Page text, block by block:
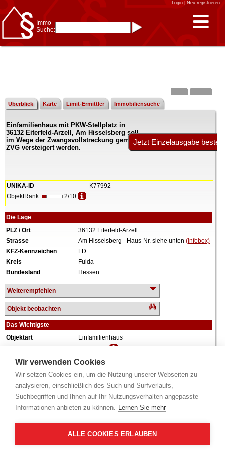
Wir verwenden Cookies
Wir setzen Cookies ein, um die Nutzung unserer Webseiten zu
analysieren, einschließlich des Such und Surfverlaufs,
Suchbegriffen und Ihnen auf Ihr Nutzungsverhalten angepasste
Informationen anbieten zu können. Lernen Sie mehr
ALLE COOKIES ERLAUBEN
Login| Neu registrieren
Immo-
Suche:
z.B.:15 Frankfurtfür
Frankfurt/Oder
und6 Frankfurtfür Frankfurt
Immobiliensuche
nach Kreis
nach Amtsgericht
Überblick Karte Limit-Ermittler Immobiliensuche
Einfamilienhaus mit PKW-Stellplatz in
36132 Eiterfeld-Arzell, Am Hisselsberg soll
im Wege der Zwangsvollstreckung gemäß
ZVG versteigert werden.
UNIKA-ID
K77992
ObjektRank:
2/10
Die Lage
PLZ / Ort
36132 Eiterfeld-Arzell
Strasse
Am Hisselsberg - Haus-Nr. siehe unten (Infobox)
KFZ-Kennzeichen
FD
Kreis
Fulda
Bundesland
Hessen
Weiterempfehlen
Objekt beobachten
Das Wichtigste
Objektart
Einfamilienhaus
Wiederholungstermin
Nein
ca. 1980
Grundstück
Weiteres
1 Geschoss, vollunterkellert, PKW-Stellplatz,
teilweise modernisiert ca. 2017.
Alle Angaben ohne Gewähr.